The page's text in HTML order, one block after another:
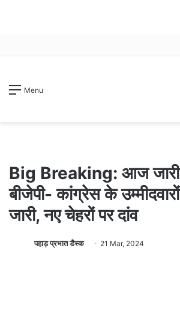
Menu
Big Breaking: आज जारी
बीजेपी- कांग्रेस के
जारी, नए चेहरों पर दांव
पहाड़ प्रभात डैस्क 21 Mar, 2024